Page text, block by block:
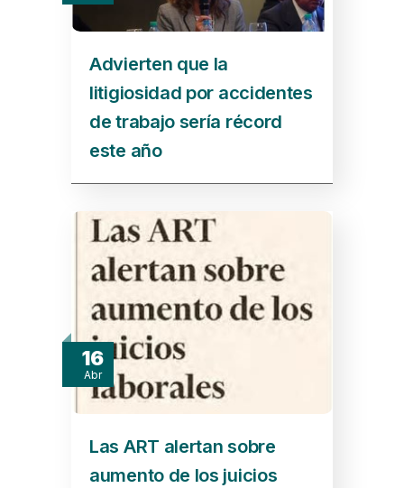
Advierten que la
litigiosidad por accidentes
de trabajo sería récord
este año
16
Abr
Las ART alertan sobre
aumento de los juicios